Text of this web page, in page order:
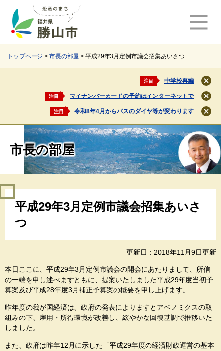
トップページ > 市長の部屋 > 平成29年3月定例市議会招集あいさつ
注目 中学校再編
閉
じ
る
注目 マイナンバーカードの予約はインターネットで
閉
じ
る
注目 令和8年4月からバスのダイヤ等が変わります
閉
じ
る
市長の部屋
平成29年3月定例市議会招集あいさ
つ
更新日：2018年11月9日更新
本日ここに、平成29年3月定例市議会の開会にあたりまして、所信
の一端を申し述べますともに、提案いたしました平成29年度当初予
算案及び平成28年度3月補正予算案の概要を申し上げます。
昨年度の我が国経済は、政府の発表によりますとアベノミクスの取
組みの下、雇用・所得環境が改善し、緩やかな回復基調で推移いた
しました。
また、政府は昨年12月に示した「平成29年度の経済財政運営の基本